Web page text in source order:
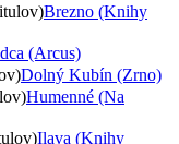
Brezno (Knihy
(Arcus)
Dolný Kubín (Zrno)
Humenné (Na
Ilava (Knihy